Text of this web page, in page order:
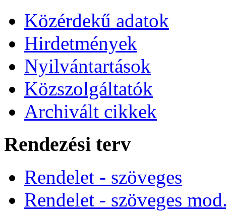
Közérdekű adatok
Hirdetmények
Nyilvántartások
Közszolgáltatók
Archivált cikkek
Rendezési terv
Rendelet - szöveges
Rendelet - szöveges